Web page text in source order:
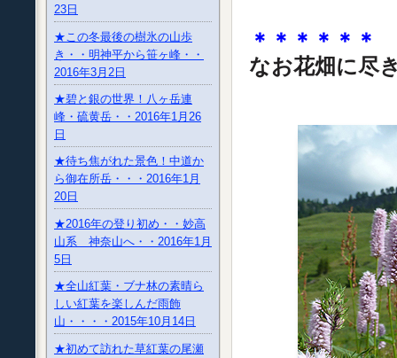
23日
★この冬最後の樹氷の山歩
き・・明神平から笹ヶ峰・・
2016年3月2日
★碧と銀の世界！八ヶ岳連
峰・硫黄岳・・2016年1月26
日
★待ち焦がれた景色！中道か
ら御在所岳・・・2016年1月
20日
★2016年の登り初め・・妙高
山系 神奈山へ・・2016年1月
5日
★全山紅葉・ブナ林の素晴ら
しい紅葉を楽しんだ雨飾
山・・・・2015年10月14日
★初めて訪れた草紅葉の尾瀬
＊＊＊＊＊＊
なお花畑に